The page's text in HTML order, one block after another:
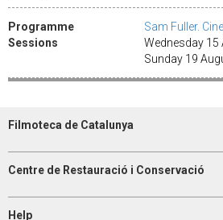
Programme
Sam Fuller.
Sessions
Wednesday 15
Sunday 19
Filmoteca de Catalunya
Centre de Restauració i Conservació
Help